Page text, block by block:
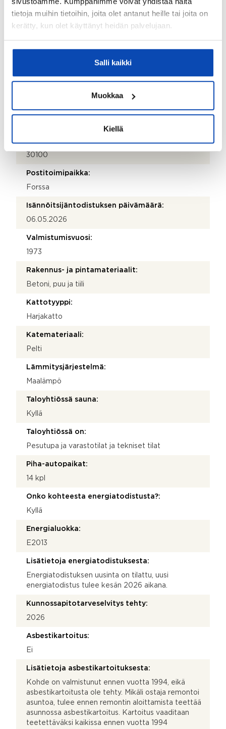
tietoja muihin tietoihin, joita olet antanut heille tai joita on
kerätty, kun olet käyttänyt heidän palvelujaan.
Salli kaikki
Muokkaa
Kiellä
Isännöitsijän nimi:
Heidi Sjöman
Puhelinnumero:
Katuosoite:
30100
Postitoimipaikka:
Forssa
Isännöitsijäntodistuksen päivämäärä:
06.05.2026
Valmistumisvuosi:
1973
Rakennus- ja pintamateriaalit:
Betoni, puu ja tiili
Kattotyyppi:
Harjakatto
Katemateriaali:
Pelti
Lämmitysjärjestelmä:
Maalämpö
Taloyhtiössä sauna:
Kyllä
Taloyhtiössä on:
Pesutupa ja varastotilat ja tekniset tilat
Piha-autopaikat:
14 kpl
Onko kohteesta energiatodistusta?:
Kyllä
Energialuokka:
E2013
Lisätietoja energiatodistuksesta:
Energiatodistuksen uusinta on tilattu, uusi
energiatodistus tulee kesän 2026 aikana.
Kunnossapitotarveselvitys tehty:
2026
Asbestikartoitus:
Ei
Lisätietoja asbestikartoituksesta:
Kohde on valmistunut ennen vuotta 1994, eikä
asbestikartoitusta ole tehty. Mikäli ostaja remontoi
asuntoa, tulee ennen remontin aloittamista teettää
asunnossa asbestikartoitus. Kartoitus vaaditaan
teetettäväksi kaikissa ennen vuotta 1994